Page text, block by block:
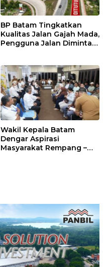
BP Batam Tingkatkan
Kualitas Jalan Gajah Mada,
Pengguna Jalan Diminta
Wakil Kepala Batam
Dengar Aspirasi
Masyarakat Rempang –